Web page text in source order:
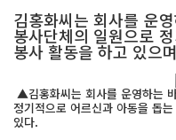
김홍화씨는 회사를 운
봉사단체의 일원으로
봉사 활동을 하고 있으
▲김홍화씨는 회사를 운영하는
정기적으로 어르신과 아동을 돕
있다.